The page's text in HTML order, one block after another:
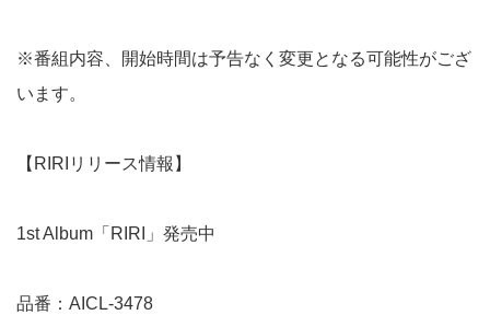
※番組内容、開始時間は予告なく変更となる可能性がござ
います。
【RIRIリリース情報】
1st Album「RIRI」発売中
品番：AICL-3478